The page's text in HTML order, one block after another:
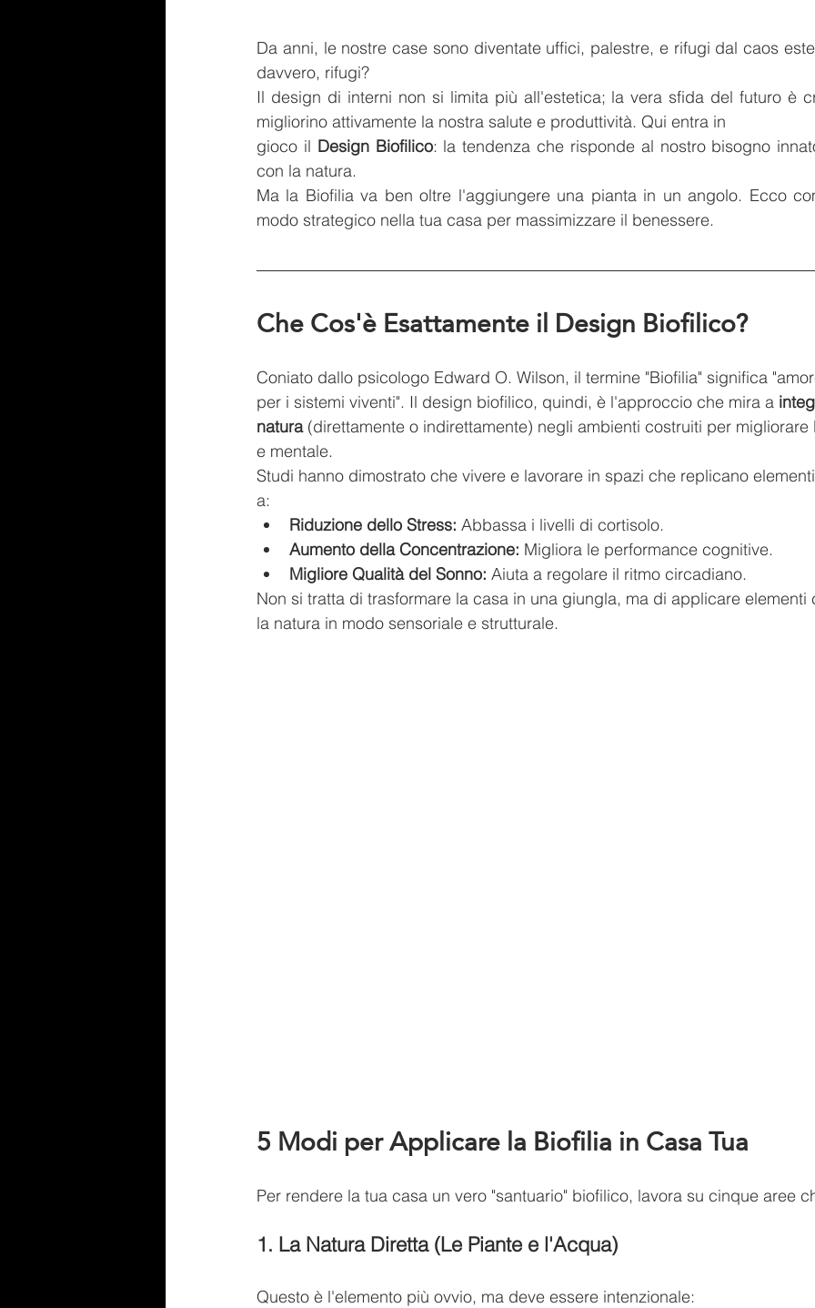
Da anni, le nostre case sono diventate uffici, palestre, e rifugi dal caos
davvero, rifugi?
Il design di interni non si limita più all'estetica; la vera sfida del futuro è
migliorino attivamente la nostra salute e produttività. Qui entra in
gioco il Design Biofilico: la tendenza che risponde al nostro bisogno
con la natura.
Ma la Biofilia va ben oltre l'aggiungere una pianta in un angolo. Ecco
modo strategico nella tua casa per massimizzare il benessere.
Che Cos'è Esattamente il Design Biofilico?
Coniato dallo psicologo Edward O. Wilson, il termine "Biofilia" significa
per i sistemi viventi". Il design biofilico, quindi, è l'approccio che mira a
natura (direttamente o indirettamente) negli ambienti costruiti per migliorare
e mentale.
Studi hanno dimostrato che vivere e lavorare in spazi che replicano
a:
Riduzione dello Stress: Abbassa i livelli di cortisolo.
Aumento della Concentrazione: Migliora le performance cognitive.
Migliore Qualità del Sonno: Aiuta a regolare il ritmo circadiano.
Non si tratta di trasformare la casa in una giungla, ma di applicare elementi
la natura in modo sensoriale e strutturale.
5 Modi per Applicare la Biofilia in Casa Tua
Per rendere la tua casa un vero "santuario" biofilico, lavora su cinque aree
1. La Natura Diretta (Le Piante e l'Acqua)
Questo è l'elemento più ovvio, ma deve essere intenzionale: